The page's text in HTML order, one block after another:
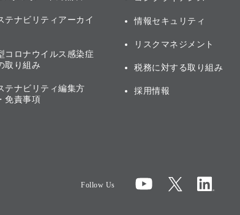
テナビリティアーカイ
コロナウイルス感染症
取り組み
テナビリティ編集方
免責事項
情報セキュリティ
リスクマネジメント
税務に対する取り組み
採用情報
Follow Us